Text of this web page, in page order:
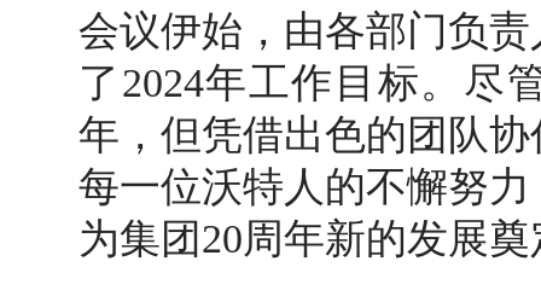
会议伊始，由各部门负
了2024年工作目标。尽
年，但凭借出色的团队
每一位沃特人的不懈努
为集团20周年新的发展